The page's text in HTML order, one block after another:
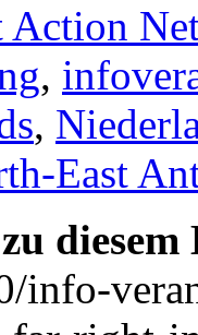
,
,
East
info-